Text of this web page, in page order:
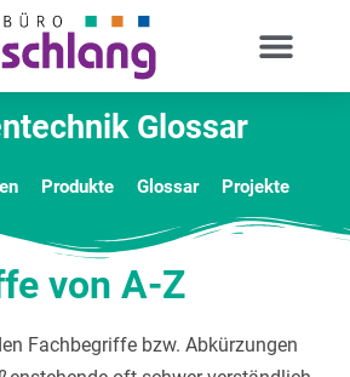
Glossar
Produkte Glossar Projekte
von A-Z
Fachbegriffe bzw. Abkürzungen